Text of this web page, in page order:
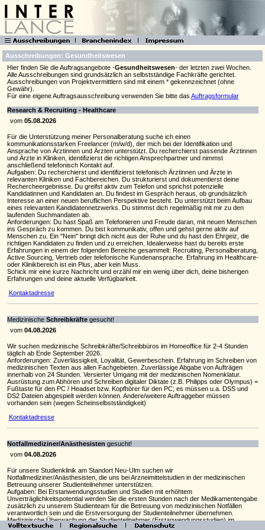
Ausschreibungen: Gesundheitswesen
Hier finden Sie die Auftragsangebote -Gesundheitswesen- der letzten zwei Wochen.
Alle Ausschreibungen sind grundsätzlich an selbstständige Fachkräfte gerichtet.
Ausschreibungen von Projektvermittlern sind mit einem * gekennzeichnet (ohne
Gewähr).
Für eine eigene Auftragsausschreibung verwenden Sie bitte das Auftragsformular
Research & Recruiting - Healthcare
vom 05.08.2026
Für die Unterstützung meiner Personalberatung suche ich einen
kommunikationsstarken Freelancer (m/w/d), der mich bei der Identifikation und
Ansprache von Ärztinnen und Ärzten unterstützt. Du recherchierst passende Ärztinnen
und Ärzte in Kliniken, identifizierst die richtigen Ansprechpartner und nimmst
anschließend telefonisch Kontakt auf.
Aufgaben: Du recherchierst und identifizierst telefonisch Ärztinnen und Ärzte in
relevanten Kliniken und Fachbereichen. Du strukturierst und dokumentierst deine
Rechercheergebnisse. Du greifst aktiv zum Telefon und sprichst potenzielle
Kandidatinnen und Kandidaten an. Du findest im Gespräch heraus, ob grundsätzlich
Interesse an einer neuen beruflichen Perspektive besteht. Du unterstützt beim Aufbau
eines relevanten Kandidatennetzwerks. Du stimmst dich regelmäßig mit mir zu den
laufenden Suchmandaten ab.
Anforderungen: Du hast Spaß am Telefonieren und Freude daran, mit neuen Menschen
ins Gespräch zu kommen. Du bist kommunikativ, offen und gehst gerne aktiv auf
Menschen zu. Ein "Nein" bringt dich nicht aus der Ruhe und du hast den Ehrgeiz, die
richtigen Kandidaten zu finden und zu erreichen. Idealerweise hast du bereits erste
Erfahrungen in einem der folgenden Bereiche gesammelt: Recruiting, Personalberatung,
Active Sourcing, Vertrieb oder telefonische Kundenansprache. Erfahrung im Healthcare-
oder Klinikbereich ist ein Plus, aber kein Muss.
Schick mir eine kurze Nachricht und erzähl mir ein wenig über dich, deine bisherigen
Erfahrungen und deine aktuelle Verfügbarkeit.
Kontaktadresse
Medizinische Schreibkräftegesucht!
vom 04.08.2026
Wir suchen medizinische Schreibkräfte/Schreibbüros im Homeoffice für 2-4 Stunden
täglich ab Ende September 2026.
Anforderungen: Zuverlässigkeit, Loyalität, Gewerbeschein. Erfahrung im Schreiben von
medizinischen Texten aus allen Fachgebieten. Zuverlässige Abgabe von Aufträgen
innerhalb von 24 Stunden. Versierter Umgang mit der medizinischen Nomenklatur.
Ausrüstung zum Abhören und Schreiben digitaler Diktate (z.B. Philipps oder Olympus) =
Fußtaste für den PC / Headset bzw. Kopfhörer für den PC; es müssen u.a. DSS und
DS2 Dateien abgespielt werden können. Andere/weitere Auftraggeber müssen
vorhanden sein (wegen Scheinselbstständigkeit)
Kontaktadresse
Notfallmediziner/Anästhesisten gesucht!
vom 04.08.2026
Für unsere Studienklinik am Standort Neu-Ulm suchen wir
Notfallmediziner/Anästhesisten, die uns bei Arzneimittelstudien in der medizinischen
Betreuung unserer Studienteilnehmer unterstützen.
Aufgaben: Bei Erstanwendungsstudien und Studien mit erhöhtem
Unverträglichkeitspotential werden Sie die ersten Stunden nach der Medikamentengabe
zusätzlich zu unserem Studienteam für die Betreuung von medizinischen Notfällen
verantwortlich sein und die Erstversorgung der Studienteilnehmer übernehmen.
Medizinische Überwachung der Studienteilnehmer (Erstanwendungsstudien) im
Rahmen von Anwesenheitsbereitschaftsdiensten.